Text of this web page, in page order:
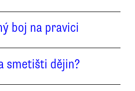
boj na pravici
smetišti dějin?